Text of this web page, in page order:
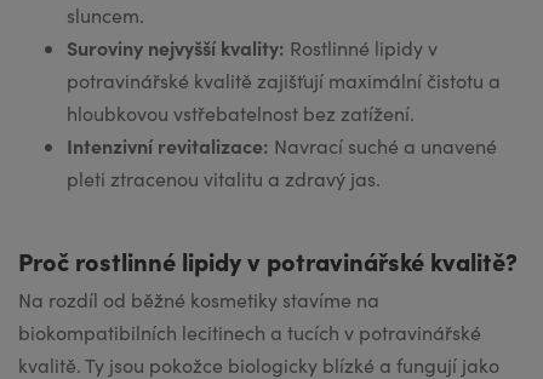
sluncem.
Suroviny nejvyšší kvality: Rostlinné lipidy v
potravinářské kvalitě zajišťují maximální čistotu a
hloubkovou vstřebatelnost bez zatížení.
Intenzivní revitalizace: Navrací suché a unavené
pleti ztracenou vitalitu a zdravý jas.
Proč rostlinné lipidy v potravinářské kvalitě?
Na rozdíl od běžné kosmetiky stavíme na
biokompatibilních lecitinech a tucích v potravinářské
kvalitě. Ty jsou pokožce biologicky blízké a fungují jako